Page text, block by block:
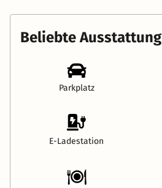
Beliebte Ausstattung
Parkplatz
E-Ladestation